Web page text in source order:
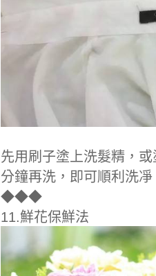
先用刷子塗上洗髮精，
分鐘再洗，即可順利洗凈
◆◆◆
11.鮮花保鮮法